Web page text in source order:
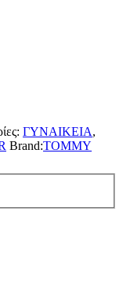
ΓΥΝΑΙΚΕΙΑ,
Brand:TOMMY